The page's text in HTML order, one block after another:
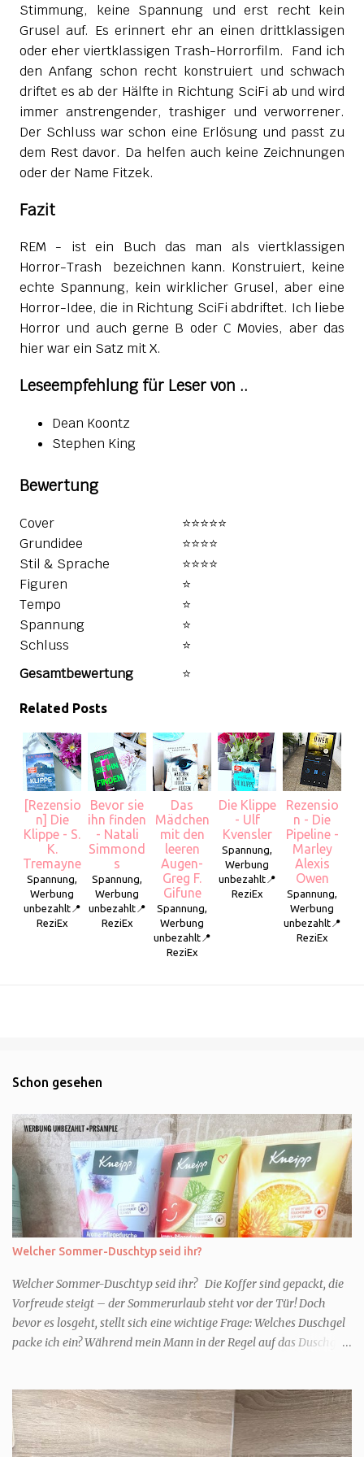
Stimmung, keine Spannung und erst recht kein
Grusel auf. Es erinnert ehr an einen drittklassigen
oder eher viertklassigen Trash-Horrorfilm. Fand ich
den Anfang schon recht konstruiert und schwach
driftet es ab der Hälfte in Richtung SciFi ab und wird
immer anstrengender, trashiger und verworrener.
Der Schluss war schon eine Erlösung und passt zu
dem Rest davor. Da helfen auch keine Zeichnungen
oder der Name Fitzek.
Fazit
REM - ist ein Buch das man als viertklassigen
Horror-Trash bezeichnen kann. Konstruiert, keine
echte Spannung, kein wirklicher Grusel, aber eine
Horror-Idee, die in Richtung SciFi abdriftet. Ich liebe
Horror und auch gerne B oder C Movies, aber das
hier war ein Satz mit X.
Leseempfehlung für Leser von ..
Dean Koontz
Stephen King
Bewertung
Cover
⭐⭐⭐⭐⭐
Grundidee
⭐⭐⭐⭐
Stil & Sprache
⭐⭐⭐⭐️
Figuren
⭐
Tempo
⭐
Spannung
⭐
Schluss
⭐
Gesamtbewertung
⭐
Related Posts
[Rezensio
n] Die
Klippe - S.
K.
Tremayne
Spannung,
Werbung
unbezahlt📍
ReziEx
Bevor sie
ihn finden
- Natali
Simmond
s
Spannung,
Werbung
unbezahlt📍
ReziEx
Das
Mädchen
mit den
leeren
Augen-
Greg F.
Gifune
Spannung,
Werbung
unbezahlt📍
ReziEx
Die Klippe
- Ulf
Kvensler
Spannung,
Werbung
unbezahlt📍
ReziEx
Rezensio
n - Die
Pipeline -
Marley
Alexis
Owen
Spannung,
Werbung
unbezahlt📍
ReziEx
Schon gesehen
Welcher Sommer-Duschtyp seid ihr?
Welcher Sommer-Duschtyp seid ihr? Die Koffer sind gepackt, die
Vorfreude steigt – der Sommerurlaub steht vor der Tür! Doch
bevor es losgeht, stellt sich eine wichtige Frage: Welches Duschgel
packe ich ein? Während mein Mann in der Regel auf das Duschgel
Urlaub Entspannung und Wellness. Falls ihr ähnlich denkt, lasst
uns doch herausfinden, welcher Duschtyp ihr seid. TYP
GENIESSER Egal, ob Strand oder Städtetrip - für euch gehört